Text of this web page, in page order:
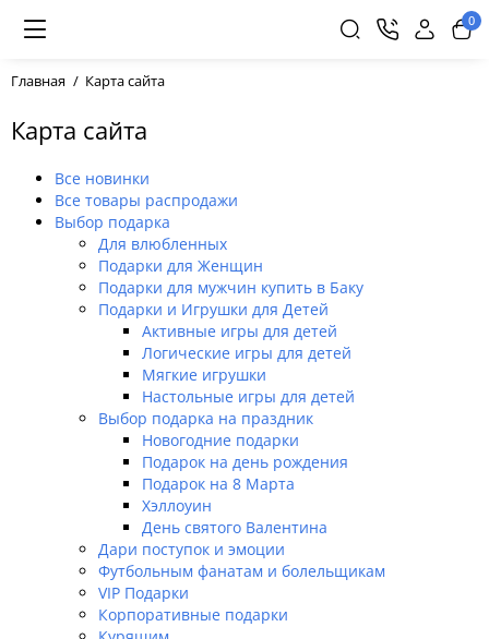
0
Главная Карта сайта
Карта сайта
Все новинки
Все товары распродажи
Выбор подарка
Для влюбленных
Подарки для Женщин
Подарки для мужчин купить в Баку
Подарки и Игрушки для Детей
Активные игры для детей
Логические игры для детей
Мягкие игрушки
Настольные игры для детей
Выбор подарка на праздник
Новогодние подарки
Подарок на день рождения
Подарок на 8 Марта
Хэллоуин
День святого Валентина
Дари поступок и эмоции
Футбольным фанатам и болельщикам
VIP Подарки
Корпоративные подарки